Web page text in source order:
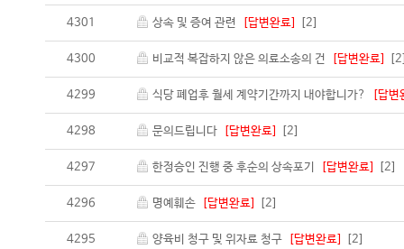
4301 상속 및 증여 관련 [답변완료] [2]
4300 비교적 복잡하지 않은 의료소송의 건 [답변완료]
4299 식당 폐업후 월세 계약기간까지 내야합니가? [답
4298 문의드립니다 [답변완료] [2]
4297 한정승인 진행 중 후순의 상속포기 [답변완료] [2]
4296 명예훼손 [답변완료] [2]
4295 양육비 청구 및 위자료 청구 [답변완료] [2]